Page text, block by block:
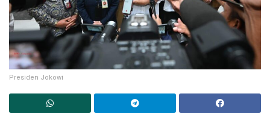
Presiden Jokowi